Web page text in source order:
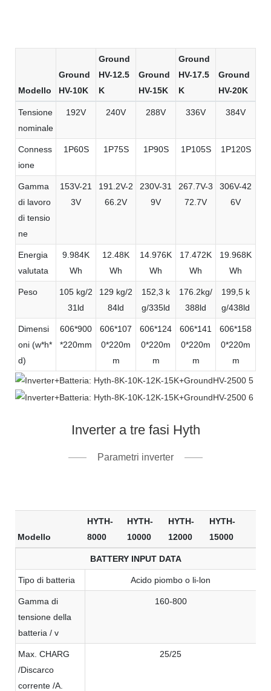
Modello
Ground
HV-10K
Ground
HV-12.5
K
Ground
HV-15K
Ground
HV-17.5
K
Ground
HV-20K
Tensione
nominale
192V 240V 288V 336V 384V
Conness
ione
1P60S 1P75S 1P90S 1P105S 1P120S
Gamma
di lavoro
di tensio
ne
153V-21
3V
191.2V-2
66.2V
230V-31
9V
267.7V-3
72.7V
306V-42
6V
Energia
valutata
9.984K
Wh
12.48K
Wh
14.976K
Wh
17.472K
Wh
19.968K
Wh
Peso
105 kg/2
31ld
129 kg/2
84ld
152,3 k
g/335ld
176.2kg/
388ld
199,5 k
g/438ld
Dimensi
oni (w*h*
d)
606*900
*220mm
606*107
0*220m
m
606*124
0*220m
m
606*141
0*220m
m
606*158
0*220m
m
Inverter a tre fasi Hyth
Parametri inverter
Modello
HYTH-
8000
HYTH-
10000
HYTH-
12000
HYTH-
15000
BATTERY INPUT DATA
Tipo di batteria Acido piombo o li-lon
Gamma di
tensione della
batteria / v
160-800
Max. CHARG
/Discarco
corrente /A.
25/25